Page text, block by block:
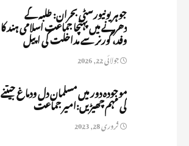
جوہر یونیورسٹی بحران: طلبہ کے
دھرنے میں پہنچا جماعت اسلامی ہند کا
وفد، گورنر سے مداخلت کی اپیل
جولائی 22, 2026
موجودہ دور میں مسلمان دل ودماغ جیتنے
کی مہم چھیڑیں:امیر جماعت
فروری 28, 2023